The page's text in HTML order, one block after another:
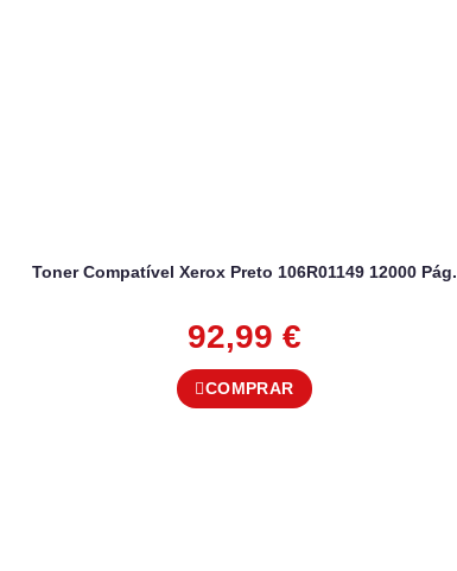
Toner Compatível Xerox Preto 106R01149 12000 Pág.
92,99 €
COMPRAR